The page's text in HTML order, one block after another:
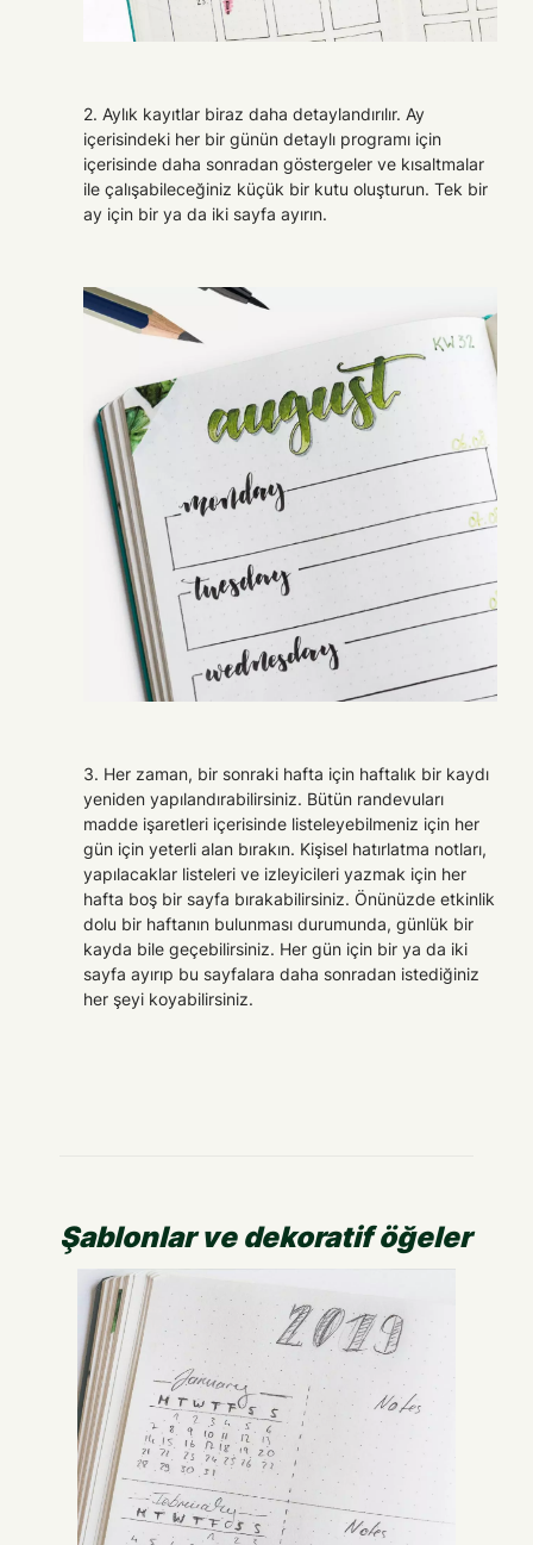
2. Aylık kayıtlar biraz daha detaylandırılır. Ay
içerisindeki her bir günün detaylı programı için
içerisinde daha sonradan göstergeler ve kısaltmalar
ile çalışabileceğiniz küçük bir kutu oluşturun. Tek bir
ay için bir ya da iki sayfa ayırın.
3. Her zaman, bir sonraki hafta için haftalık bir kaydı
yeniden yapılandırabilirsiniz. Bütün randevuları
madde işaretleri içerisinde listeleyebilmeniz için her
gün için yeterli alan bırakın. Kişisel hatırlatma notları,
yapılacaklar listeleri ve izleyicileri yazmak için her
hafta boş bir sayfa bırakabilirsiniz. Önünüzde etkinlik
dolu bir haftanın bulunması durumunda, günlük bir
kayda bile geçebilirsiniz. Her gün için bir ya da iki
sayfa ayırıp bu sayfalara daha sonradan istediğiniz
her şeyi koyabilirsiniz.
Şablonlar ve dekoratif öğeler